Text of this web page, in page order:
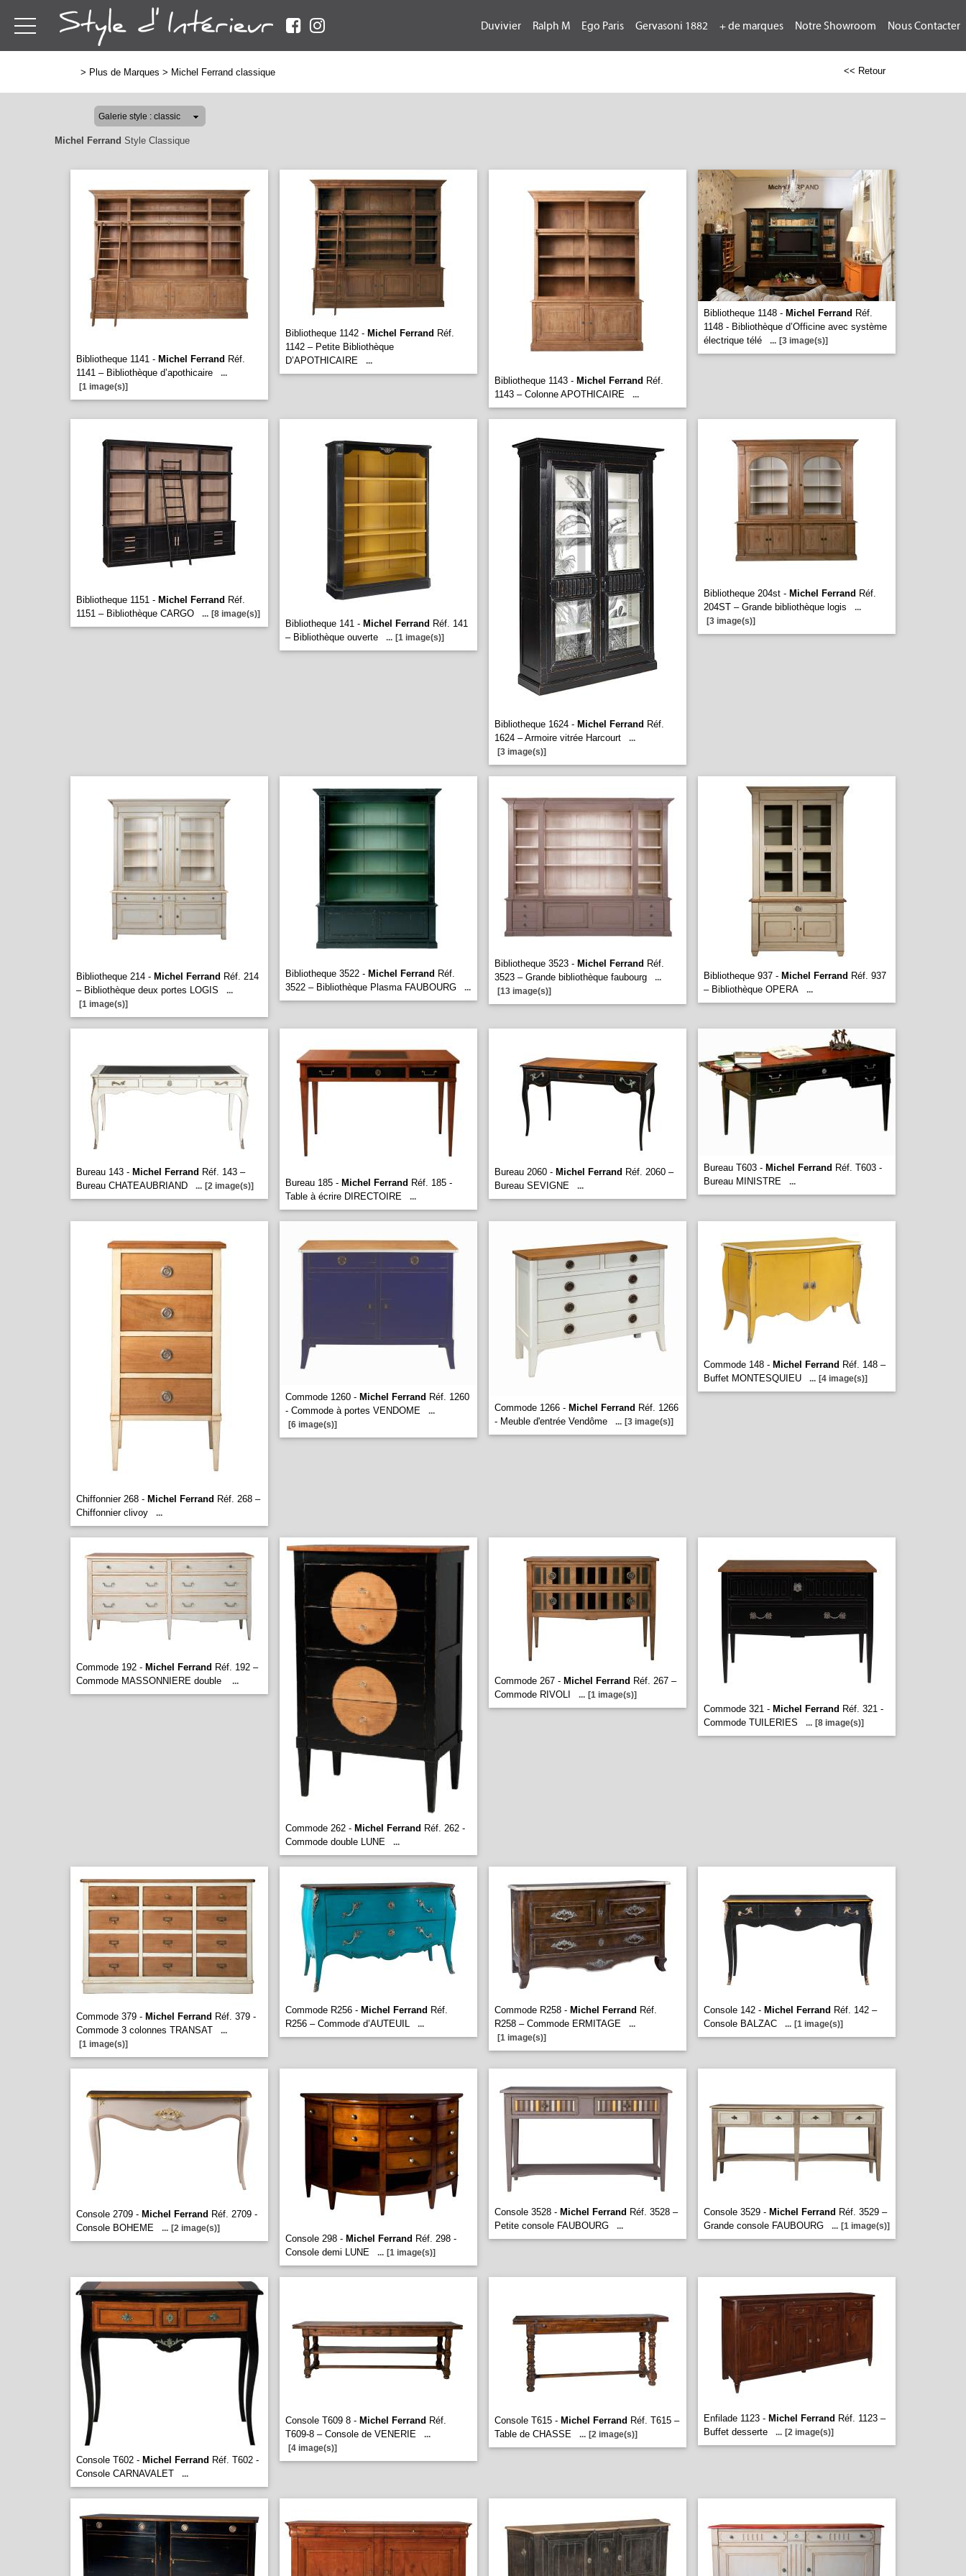
Duvivier Ralph M Ego Paris Gervasoni 1882 + de marques Notre Showroom Nous Contacter
> Plus de Marques > Michel Ferrand classique << Retour
Michel Ferrand Style Classique
Bibliotheque 1141 - Michel Ferrand Réf.
1141 – Bibliothèque d’apothicaire
...
[1 image(s)]
Bibliotheque 1142 - Michel Ferrand Réf.
1142 – Petite Bibliothèque
D’APOTHICAIRE
...
Bibliotheque 1143 - Michel Ferrand Réf.
1143 – Colonne APOTHICAIRE
...
Bibliotheque 1148 - Michel Ferrand Réf.
1148 - Bibliothèque d’Officine avec système
électrique télé
... [3 image(s)]
Bibliotheque 1151 - Michel Ferrand Réf.
1151 – Bibliothèque CARGO
... [8 image(s)]
Bibliotheque 141 - Michel Ferrand Réf. 141
– Bibliothèque ouverte
... [1 image(s)]
Bibliotheque 1624 - Michel Ferrand Réf.
1624 – Armoire vitrée Harcourt
...
[3 image(s)]
Bibliotheque 204st - Michel Ferrand Réf.
204ST – Grande bibliothèque logis
...
[3 image(s)]
Bibliotheque 214 - Michel Ferrand Réf. 214
– Bibliothèque deux portes LOGIS
...
[1 image(s)]
Bibliotheque 3522 - Michel Ferrand Réf.
3522 – Bibliothèque Plasma FAUBOURG
...
Bibliotheque 3523 - Michel Ferrand Réf.
3523 – Grande bibliothèque faubourg
...
[13 image(s)]
Bibliotheque 937 - Michel Ferrand Réf. 937
– Bibliothèque OPERA
...
Bureau 143 - Michel Ferrand Réf. 143 –
Bureau CHATEAUBRIAND
... [2 image(s)] Bureau 185 - Michel Ferrand Réf. 185 -
Table à écrire DIRECTOIRE
...
Bureau 2060 - Michel Ferrand Réf. 2060 –
Bureau SEVIGNE
...
Bureau T603 - Michel Ferrand Réf. T603 -
Bureau MINISTRE
...
Chiffonnier 268 - Michel Ferrand Réf. 268 –
Chiffonnier clivoy
...
Commode 1260 - Michel Ferrand Réf. 1260
- Commode à portes VENDOME
...
[6 image(s)]
Commode 1266 - Michel Ferrand Réf. 1266
- Meuble d'entrée Vendôme
... [3 image(s)]
Commode 148 - Michel Ferrand Réf. 148 –
Buffet MONTESQUIEU
... [4 image(s)]
Commode 192 - Michel Ferrand Réf. 192 –
Commode MASSONNIERE double
...
Commode 262 - Michel Ferrand Réf. 262 -
Commode double LUNE
...
Commode 267 - Michel Ferrand Réf. 267 –
Commode RIVOLI
... [1 image(s)]
Commode 321 - Michel Ferrand Réf. 321 -
Commode TUILERIES
... [8 image(s)]
Commode 379 - Michel Ferrand Réf. 379 -
Commode 3 colonnes TRANSAT
...
[1 image(s)]
Commode R256 - Michel Ferrand Réf.
R256 – Commode d’AUTEUIL
...
Commode R258 - Michel Ferrand Réf.
R258 – Commode ERMITAGE
...
[1 image(s)]
Console 142 - Michel Ferrand Réf. 142 –
Console BALZAC
... [1 image(s)]
Console 2709 - Michel Ferrand Réf. 2709 -
Console BOHEME
... [2 image(s)]
Console 298 - Michel Ferrand Réf. 298 -
Console demi LUNE
... [1 image(s)]
Console 3528 - Michel Ferrand Réf. 3528 –
Petite console FAUBOURG
...
Console 3529 - Michel Ferrand Réf. 3529 –
Grande console FAUBOURG
... [1 image(s)]
Console T602 - Michel Ferrand Réf. T602 -
Console CARNAVALET
...
Console T609 8 - Michel Ferrand Réf.
T609-8 – Console de VENERIE
...
[4 image(s)]
Console T615 - Michel Ferrand Réf. T615 –
Table de CHASSE
... [2 image(s)]
Enfilade 1123 - Michel Ferrand Réf. 1123 –
Buffet desserte
... [2 image(s)]